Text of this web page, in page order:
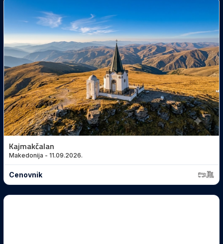
Kajmakčalan
Makedonija - 11.09.2026.
Cenovnik